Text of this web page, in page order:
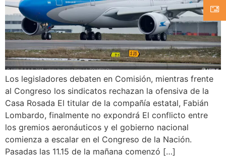
Los legisladores debaten en Comisión, mientras frente
al Congreso los sindicatos rechazan la ofensiva de la
Casa Rosada El titular de la compañía estatal, Fabián
Lombardo, finalmente no expondrá El conflicto entre
los gremios aeronáuticos y el gobierno nacional
comienza a escalar en el Congreso de la Nación.
Pasadas las 11.15 de la mañana comenzó […]